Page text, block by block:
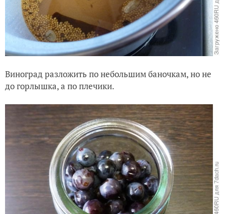
Виноград разложить по небольшим баночкам, но не
до горлышка, а по плечики.